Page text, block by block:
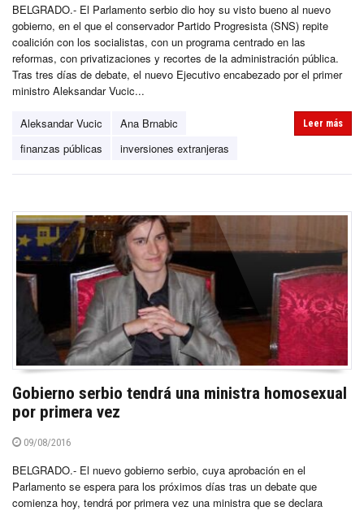
BELGRADO.- El Parlamento serbio dio hoy su visto bueno al nuevo
gobierno, en el que el conservador Partido Progresista (SNS) repite
coalición con los socialistas, con un programa centrado en las
reformas, con privatizaciones y recortes de la administración pública.
Tras tres días de debate, el nuevo Ejecutivo encabezado por el primer
ministro Aleksandar Vucic...
Aleksandar Vucic
Ana Brnabic
finanzas públicas
inversiones extranjeras
Leer más
Gobierno serbio tendrá una ministra homosexual
por primera vez
09/08/2016
BELGRADO.- El nuevo gobierno serbio, cuya aprobación en el
Parlamento se espera para los próximos días tras un debate que
comienza hoy, tendrá por primera vez una ministra que se declara